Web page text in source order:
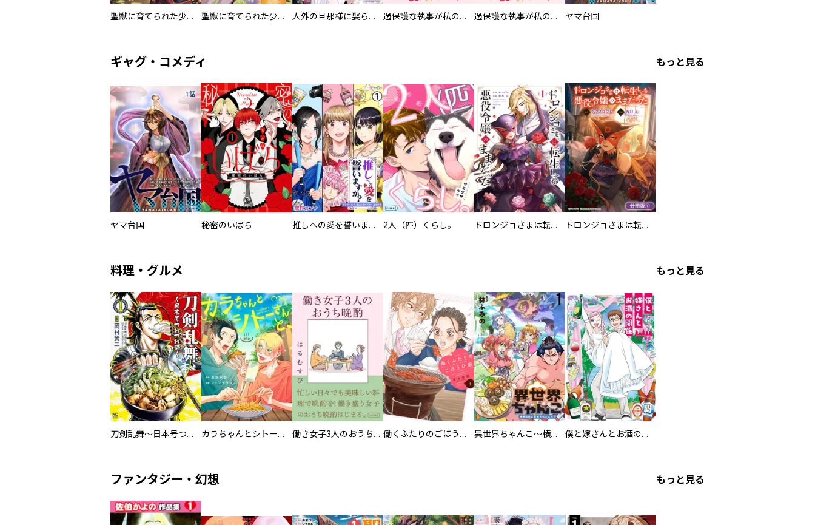
聖獣に育てられた少年の異世界ゆるり放浪記～神様からもらったチート魔法で、仲間たちとスローライフを満喫中～ 聖獣に育てられた少年の異世界ゆるり放浪記～神様からもらったチート魔法で、仲間たちとスローライフを満喫中～【分冊版】 人外の旦那様に娶られ毎晩ナカまで愛される…。アンソロジー 過保護な執事が私の婚活を邪魔してきます！ 分冊版 過保護な執事が私の婚活を邪魔してきます！ ヤマ台国
ギャグ・コメディ もっと見る
ヤマ台国 秘密のいばら 推しへの愛を誓いますか？～アラサー女子、推しは逃げぬが人生逃げる～ 2人（匹）くらし。 ドロンジョさまは転生しても悪役令嬢のままだった ドロンジョさまは転生しても悪役令嬢のままだった【分冊版】
料理・グルメ もっと見る
刀剣乱舞～日本号つれづれ酒～ カラちゃんとシトーさんと、 【分冊版】 働き女子3人のおうち晩酌 働くふたりのごほうび飯 異世界ちゃんこ～横綱目前に召喚されたんだが～ 【連載版】 僕と嫁さんとお酒の関係
ファンタジー・幻想 もっと見る